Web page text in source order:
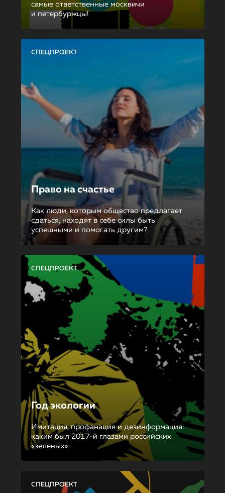
самые ответственные москвичи
и петербуржцы!
СПЕЦПРОЕКТ
Право на счастье
Как люди, которым общество предлагает
сдаться, находят в себе силы быть
успешными и помогать другим?
СПЕЦПРОЕКТ
Год экологии
Имитация, профанация и дезинформация:
каким был 2017-й глазами российских
«зеленых»
СПЕЦПРОЕКТ